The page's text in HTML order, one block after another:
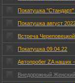
Покатушка "Стандарт"
Покатушка август
Встреча
Покатушка 09.04.22
Автопробег ZA наших
Внедорожный